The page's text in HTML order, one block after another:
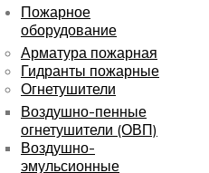
Пожарное
оборудование
Арматура пожарная
Гидранты пожарные
Огнетушители
Воздушно-пенные
огнетушители (ОВП)
Воздушно-
эмульсионные